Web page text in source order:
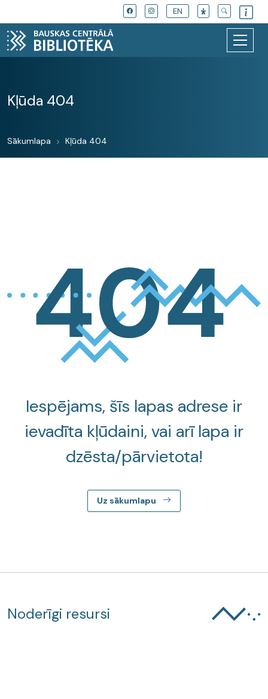
EN
Kļūda 404
Sākumlapa Kļūda 404
Iespējams, šīs lapas adrese ir
ievadīta kļūdaini, vai arī lapa ir
dzēsta/pārvietota!
Uz sākumlapu
Noderīgi resursi